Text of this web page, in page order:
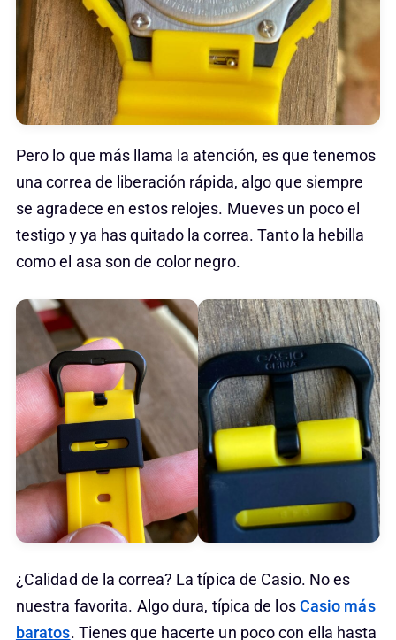
Pero lo que más llama la atención, es que tenemos
una correa de liberación rápida, algo que siempre
se agradece en estos relojes. Mueves un poco el
testigo y ya has quitado la correa. Tanto la hebilla
como el asa son de color negro.
¿Calidad de la correa? La típica de Casio. No es
nuestra favorita. Algo dura, típica de losCasio más
baratos. Tienes que hacerte un poco con ella hasta